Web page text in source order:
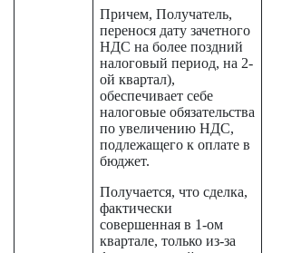
Причем, Получатель,
перенося дату зачетного
НДС на более поздний
налоговый период, на 2-
ой квартал),
обеспечивает себе
налоговые обязательства
по увеличению НДС,
подлежащего к оплате в
бюджет.
Получается, что сделка,
фактически
совершенная в 1-ом
квартале, только из-за